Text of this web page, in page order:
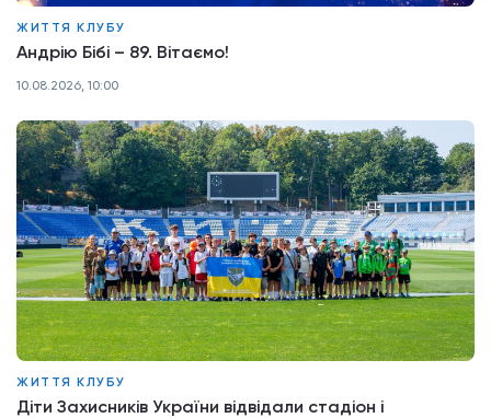
ЖИТТЯ КЛУБУ
Андрію Бібі – 89. Вітаємо!
10.08.2026, 10:00
ЖИТТЯ КЛУБУ
Діти Захисників України відвідали стадіон і